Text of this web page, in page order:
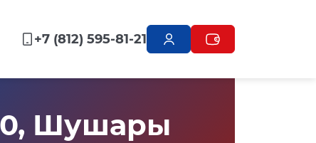
+7 (812) 595-81-21
Шушары